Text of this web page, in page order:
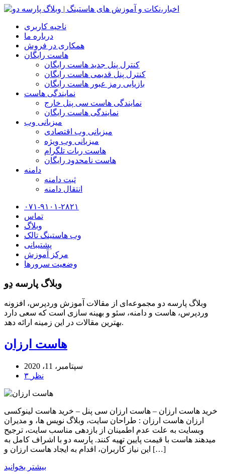
ناحیه کاربری
درباره ما
همکاری در فروش
هاست رایگان
کنترل پنل جدید هاست رایگان
کنترل پنل قدیمی هاست رایگان
بازیابی رمز عبور هاست رایگان
نمایندگی هاست
نمایندگی هاست سی پنل خارج
نمایندگی هاست رایگان
میزبانی وب
میزبانی وب اقتصادی
میزبانی وب ویژه
هاست ربات تلگرام
هاست نامحدود رایگان
دامنه
ثبت دامنه
انتقال دامنه
۰۷۱-۹۱۰۱-۲۸۲۱
تماس
وبلاگ
وب هاستینگ تالک
پشتیبانی
مرکز آموزش
وضعیت سرورها
وبلاگ پارسه دِو
وبلاگ پارسه دو مجموعه‌ای از مقالات آموزش وردپرس، افزونه
وردپرس، هاست و دامنه، سئو و بهینه سازی است که سعی دارد
بهترین مقالات در این زمینه ارائه دهد.
هاست ارزان
سپتامبر، 11، 2020
۳ نظر
خرید هاست ارزان – هاست ارزان سی پنل – خرید هاست لینوکسی
ارزان هاست ارزان : طراحان سایت، وبلاگ نویس ها، و مدیران
وبسایت به علت عدم اطمینان از بازدهی مناسب سایت، ترجیح
میدهند هاست با قیمت پایین تهیه کنند. پارسه دو با اشراف کامل به
این نیاز کاربران، اقدام به ایجاد هاست ارزان و […]
بیشتر بخوانید